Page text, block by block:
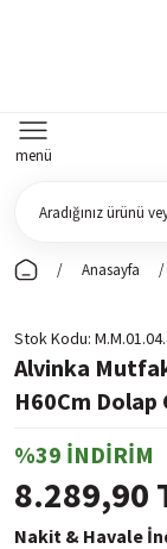
menü
Anasayfa
Stok Kodu
Alvinka
H60Cm Dolap
%39 İNDİRİM
8.289,90
Nakit & Havale